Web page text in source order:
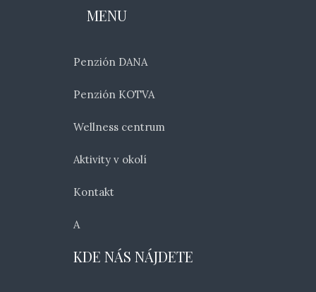
MENU
Penzión DANA
Penzión KOTVA
Wellness centrum
Aktivity v okolí
Kontakt
A
KDE NÁS NÁJDETE